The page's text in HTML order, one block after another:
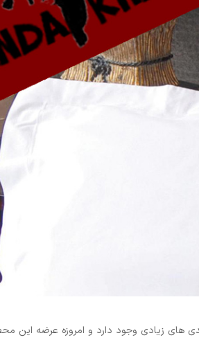
زیادی وجود دارد و امروزه عرضه این